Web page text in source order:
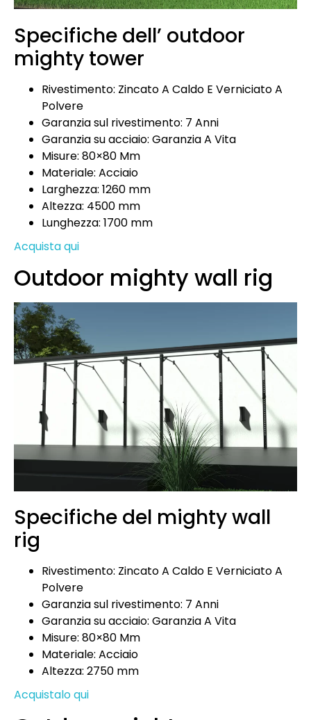
Specifiche dell’ outdoor
mighty tower
Rivestimento: Zincato A Caldo E Verniciato A
Polvere
Garanzia sul rivestimento: 7 Anni
Garanzia su acciaio: Garanzia A Vita
Misure: 80×80 Mm
Materiale: Acciaio
Larghezza: 1260 mm
Altezza: 4500 mm
Lunghezza: 1700 mm
Acquista qui
Outdoor mighty wall rig
Specifiche del mighty wall
rig
Rivestimento: Zincato A Caldo E Verniciato A
Polvere
Garanzia sul rivestimento: 7 Anni
Garanzia su acciaio: Garanzia A Vita
Misure: 80×80 Mm
Materiale: Acciaio
Altezza: 2750 mm
Acquistalo qui